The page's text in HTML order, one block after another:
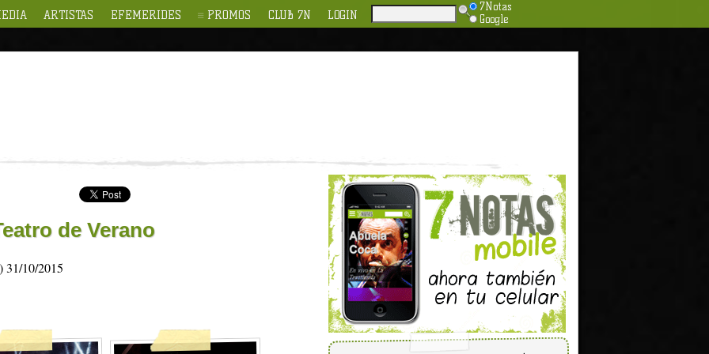
ARTISTAS EFEMERIDES PROMOS CLUB 7N LOGIN
7Notas
Google
de Verano
31/10/2015